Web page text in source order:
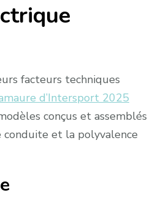
facteurs techniques
d’Intersport 2025
conçus et assemblés
conduite et la polyvalence